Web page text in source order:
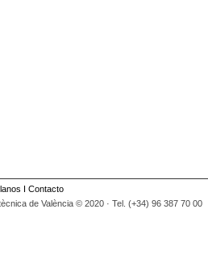
I Contacto
de València © 2020 · Tel. (+34) 96 387 70 00